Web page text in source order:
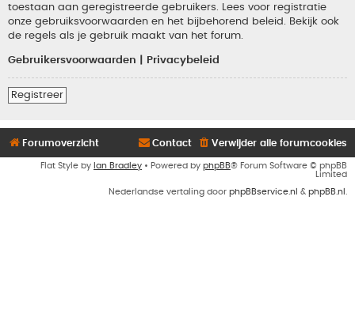
toestaan aan geregistreerde gebruikers. Lees voor registratie
onze gebruiksvoorwaarden en het bijbehorend beleid. Bekijk ook
de regels als je gebruik maakt van het forum.
Gebruikersvoorwaarden Privacybeleid
Registreer
Forumoverzicht Verwijder alle forumcookies
Contact
Flat Style by Ian Bradley • Powered by phpBB® Forum Software © phpBB
Limited
Nederlandse vertaling door phpBBservice.nl & phpBB.nl .